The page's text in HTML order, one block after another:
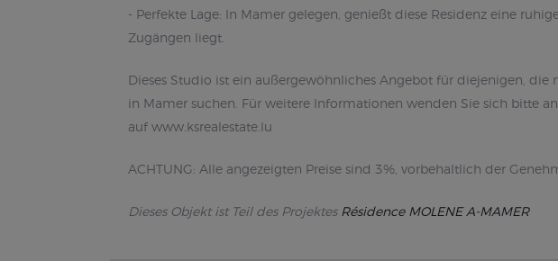
- Perfekte Lage: In Mamer gelegen, genießt diese Residenz eine
Zugängen liegt.
Dieses Studio ist ein außergewöhnliches Angebot für diejenigen,
in Mamer suchen. Für weitere Informationen wenden Sie sich bitte
auf www.ksrealestate.lu
ACHTUNG: Alle angezeigten Preise sind 3%, vorbehaltlich der
Dieses Objekt ist Teil des Projektes Résidence MOLENE A-MAMER